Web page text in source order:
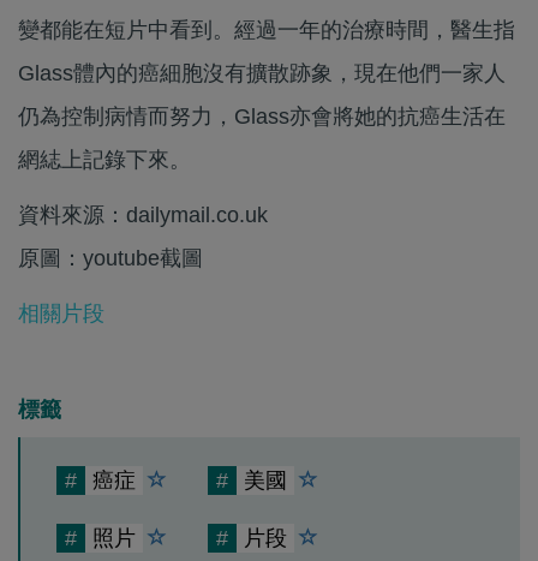
變都能在短片中看到。經過一年的治療時間，醫生指
Glass體內的癌細胞沒有擴散跡象，現在他們一家人
仍為控制病情而努力，Glass亦會將她的抗癌生活在
網綕上記錄下來。
資料來源：dailymail.co.uk
原圖：youtube截圖
相關片段
標籤
# 癌症 # 美國
# 照片 # 片段